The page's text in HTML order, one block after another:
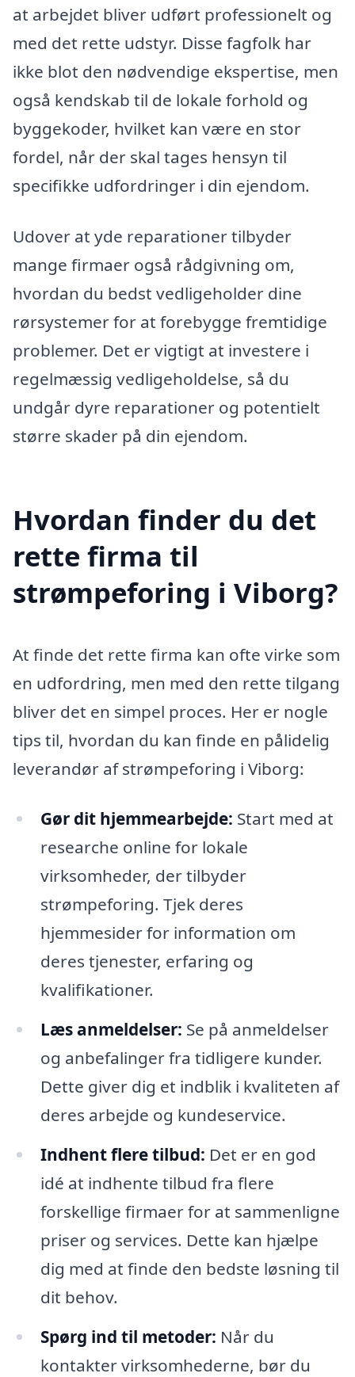
at arbejdet bliver udført professionelt og
med det rette udstyr. Disse fagfolk har
ikke blot den nødvendige ekspertise, men
også kendskab til de lokale forhold og
byggekoder, hvilket kan være en stor
fordel, når der skal tages hensyn til
specifikke udfordringer i din ejendom.
Udover at yde reparationer tilbyder
mange firmaer også rådgivning om,
hvordan du bedst vedligeholder dine
rørsystemer for at forebygge fremtidige
problemer. Det er vigtigt at investere i
regelmæssig vedligeholdelse, så du
undgår dyre reparationer og potentielt
større skader på din ejendom.
Hvordan finder du det
rette firma til
strømpeforing i Viborg?
At finde det rette firma kan ofte virke som
en udfordring, men med den rette tilgang
bliver det en simpel proces. Her er nogle
tips til, hvordan du kan finde en pålidelig
leverandør af strømpeforing i Viborg:
Gør dit hjemmearbejde: Start med at
researche online for lokale
virksomheder, der tilbyder
strømpeforing. Tjek deres
hjemmesider for information om
deres tjenester, erfaring og
kvalifikationer.
Læs anmeldelser: Se på anmeldelser
og anbefalinger fra tidligere kunder.
Dette giver dig et indblik i kvaliteten af
deres arbejde og kundeservice.
Indhent flere tilbud: Det er en god
idé at indhente tilbud fra flere
forskellige firmaer for at sammenligne
priser og services. Dette kan hjælpe
dig med at finde den bedste løsning til
dit behov.
Spørg ind til metoder: Når du
kontakter virksomhederne, bør du